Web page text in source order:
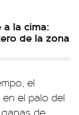
a la cima:
de la zona
el
el palo del
de